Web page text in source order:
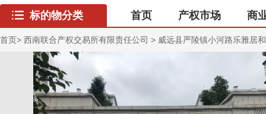
标的物分类 首页 产权市场
商
西藏专区
首页> 西南联合产权交易所有限责任公司 > 威远县严陵镇小河路乐雅居